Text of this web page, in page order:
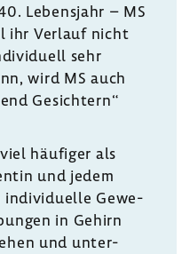
Lebens­jahr – MS
ihr Verlauf nicht
sehr
wird MS auch
Gesich­tern“
häufiger als
und jedem
indi­vi­du­elle Gewe­
in Gehirn
und unter­